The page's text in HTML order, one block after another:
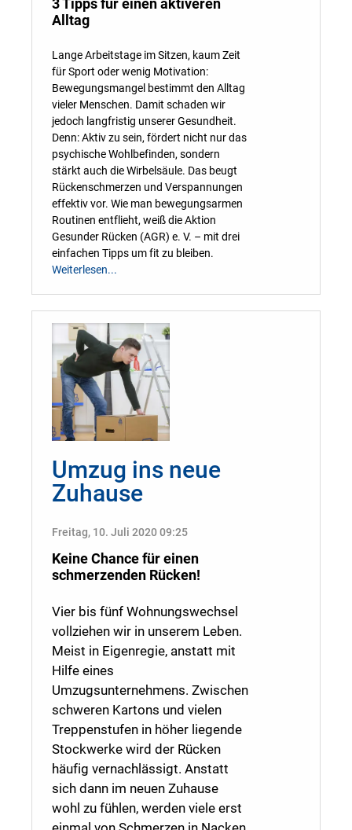
3 Tipps für einen aktiveren
Alltag
Lange Arbeitstage im Sitzen, kaum Zeit
für Sport oder wenig Motivation:
Bewegungsmangel bestimmt den Alltag
vieler Menschen. Damit schaden wir
jedoch langfristig unserer Gesundheit.
Denn: Aktiv zu sein, fördert nicht nur das
psychische Wohlbefinden, sondern
stärkt auch die Wirbelsäule. Das beugt
Rückenschmerzen und Verspannungen
effektiv vor. Wie man bewegungsarmen
Routinen entflieht, weiß die Aktion
Gesunder Rücken (AGR) e. V. – mit drei
einfachen Tipps um fit zu bleiben.
Weiterlesen...
Umzug ins neue
Zuhause
Freitag, 10. Juli 2020 09:25
Keine Chance für einen
schmerzenden Rücken!
Vier bis fünf Wohnungswechsel
vollziehen wir in unserem Leben.
Meist in Eigenregie, anstatt mit
Hilfe eines
Umzugsunternehmens. Zwischen
schweren Kartons und vielen
Treppenstufen in höher liegende
Stockwerke wird der Rücken
häufig vernachlässigt. Anstatt
sich dann im neuen Zuhause
wohl zu fühlen, werden viele erst